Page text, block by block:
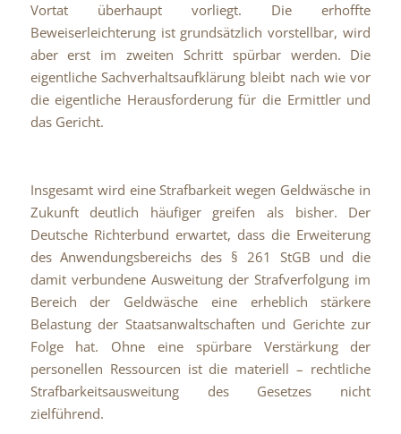
Vortat überhaupt vorliegt. Die erhoffte
Beweiserleichterung ist grundsätzlich vorstellbar, wird
aber erst im zweiten Schritt spürbar werden. Die
eigentliche Sachverhaltsaufklärung bleibt nach wie vor
die eigentliche Herausforderung für die Ermittler und
das Gericht.
Insgesamt wird eine Strafbarkeit wegen Geldwäsche in
Zukunft deutlich häufiger greifen als bisher. Der
Deutsche Richterbund erwartet, dass die Erweiterung
des Anwendungsbereichs des § 261 StGB und die
damit verbundene Ausweitung der Strafverfolgung im
Bereich der Geldwäsche eine erheblich stärkere
Belastung der Staatsanwaltschaften und Gerichte zur
Folge hat. Ohne eine spürbare Verstärkung der
personellen Ressourcen ist die materiell – rechtliche
Strafbarkeitsausweitung des Gesetzes nicht
zielführend.